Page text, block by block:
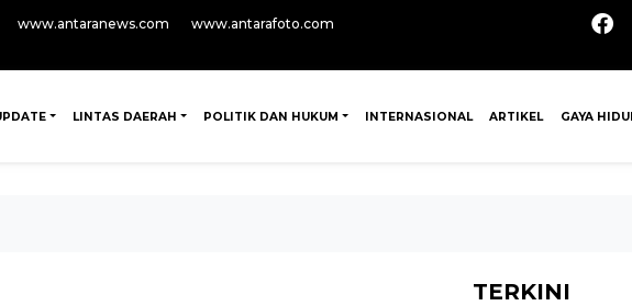
www.antaranews.com
www.antarafoto.com
LINTAS DAERAH POLITIK DAN HUKUM INTERNASIONAL ARTIKEL GAYA
TERKINI